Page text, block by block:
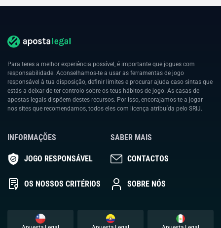
Para teres a melhor experiência possível, é importante que jogues com
responsabilidade. Aconselhamos-te a usar as ferramentas de jogo
responsável à tua disposição, definir limites e procurar ajuda caso sintas que
estás a deixar de ter controlo sobre os teus hábitos de jogo. As casas de
apostas legais dispõem destes recursos. Por isso, encorajamos-te a jogar
nos sites que recomendamos, todos eles com licença atribuída pelo SRIJ.
INFORMAÇÕES
JOGO RESPONSÁVEL
OS NOSSOS CRITÉRIOS
SABER MAIS
CONTACTOS
SOBRE NÓS